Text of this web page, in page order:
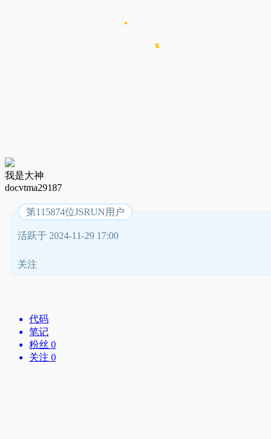
我是大神
docvtma29187
第115874位JSRUN用户
活跃于 2024-11-29 17:00
关注
代码
笔记
粉丝 0
关注 0